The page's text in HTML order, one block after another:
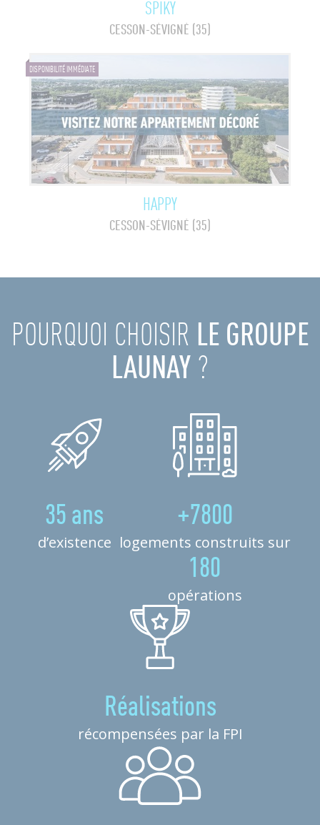
SPIKY
CESSON-SÉVIGNÉ (35)
DISPONIBILITÉ IMMÉDIATE
HAPPY
CESSON-SÉVIGNÉ (35)
POURQUOI CHOISIR LE GROUPE
LAUNAY ?
35 ans
d’existence
+7800
logements construits sur
180
opérations
Réalisations
récompensées par la FPI